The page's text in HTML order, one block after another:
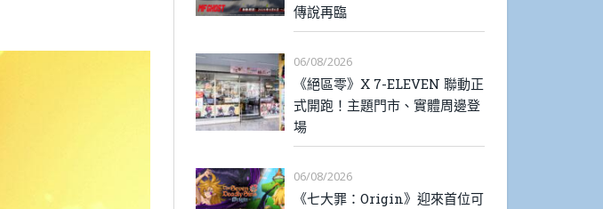
傳說再臨
06/08/2026
《絕區零》X 7-ELEVEN 聯動正
式開跑！主題門市、實體周邊登
場
06/08/2026
《七大罪：Origin》迎來首位可